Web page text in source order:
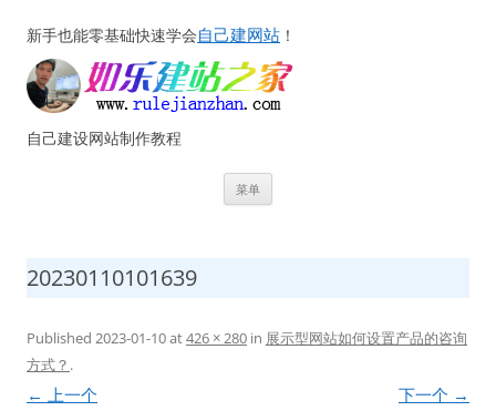
新手也能零基础快速学会自己建网站 ！
自己建设网站制作教程
菜单
20230110101639
Published 2023-01-10at426 × 280 in 展示型网站如何设置产品的咨询
方式？ .
← 上一个 下一个 →